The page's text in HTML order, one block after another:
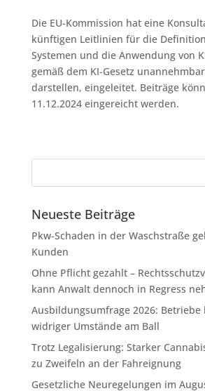
Die EU-Kommission hat eine
künftigen Leitlinien für die
Systemen und die Anwendung von
gemäß dem KI-Gesetz
darstellen, eingeleitet. Beiträge
11.12.2024 eingereicht werden.
Neueste Beiträge
Pkw-Schaden in der Waschstraße
Kunden
Ohne Pflicht gezahlt –
kann Anwalt dennoch in Regress
Ausbildungsumfrage 2026:
widriger Umstände am Ball
Trotz Legalisierung: Starker
zu Zweifeln an der Fahreignung
Gesetzliche Neuregelungen im